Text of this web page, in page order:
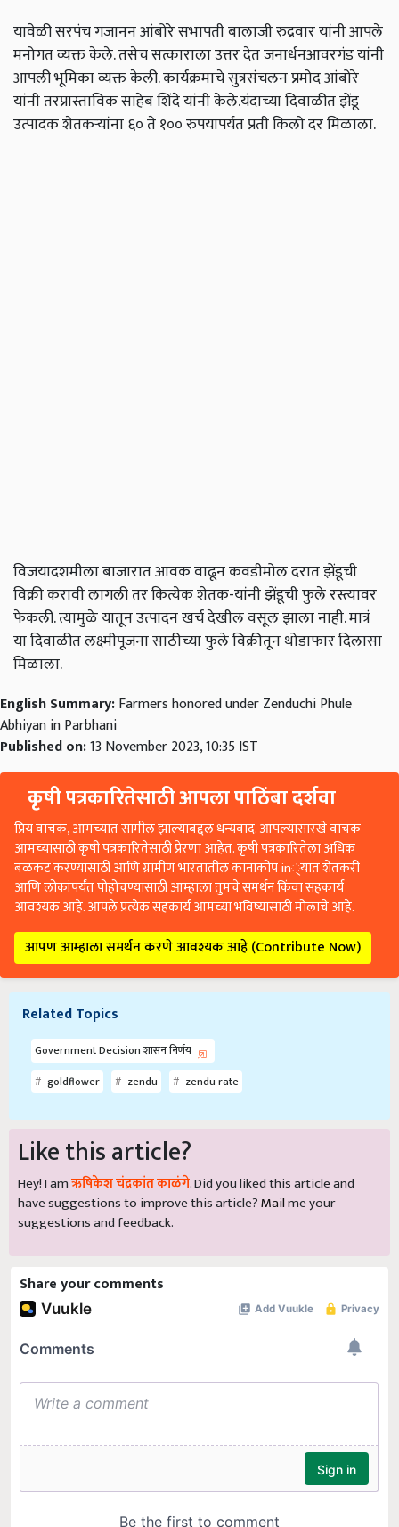
यावेळी सरपंच गजानन आंबोरे सभापती बालाजी रुद्रवार यांनी आपले
मनोगत व्यक्त केले. तसेच सत्काराला उत्तर देत जनार्धनआवरगंड यांनी
आपली भूमिका व्यक्त केली. कार्यक्रमाचे सुत्रसंचलन प्रमोद आंबोरे
यांनी तरप्रास्ताविक साहेब शिंदे यांनी केले.यंदाच्या दिवाळीत झेंडू
उत्पादक शेतकऱ्यांना ६० ते १०० रुपयापर्यंत प्रती किलो दर मिळाला.
विजयादशमीला बाजारात आवक वाढून कवडीमोल दरात झेंडूची
विक्री करावी लागली तर कित्येक शेतक-यांनी झेंडूची फुले रस्त्यावर
फेकली. त्यामुळे यातून उत्पादन खर्च देखील वसूल झाला नाही. मात्रं
या दिवाळीत लक्ष्मीपूजना साठीच्या फुले विक्रीतून थोडाफार दिलासा
मिळाला.
English Summary:Farmers honored under Zenduchi Phule
Abhiyan in Parbhani
Published on:13 November 2023, 10:35 IST
कृषी पत्रकारितेसाठी आपला पाठिंबा दर्शवा
प्रिय वाचक, आमच्यात सामील झाल्याबद्दल धन्यवाद. आपल्यासारखे वाचक
आमच्यासाठी कृषी पत्रकारितेसाठी प्रेरणा आहेत. कृषी पत्रकारितेला अधिक
बळकट करण्यासाठी आणि ग्रामीण भारतातील कानाकोप in्यात शेतकरी
आणि लोकांपर्यंत पोहोचण्यासाठी आम्हाला तुमचे समर्थन किंवा सहकार्य
आवश्यक आहे. आपले प्रत्येक सहकार्य आमच्या भविष्यासाठी मोलाचे आहे.
आपण आम्हाला समर्थन करणे आवश्यक आहे (Contribute Now)
Related Topics
Government Decision शासन निर्णय
goldflower
zendu zendu rate
Like this article?
Hey! I amऋषिकेश चंद्रकांत काळंगे. Did you liked this article and
have suggestions to improve this article?Mailme your
suggestions and feedback.
Share your comments